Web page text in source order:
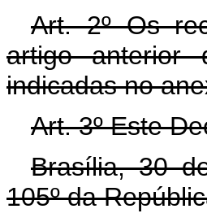
Art. 2º Os
artigo anterior
indicadas no
Art. 3º Este
Brasília, 30
105º da